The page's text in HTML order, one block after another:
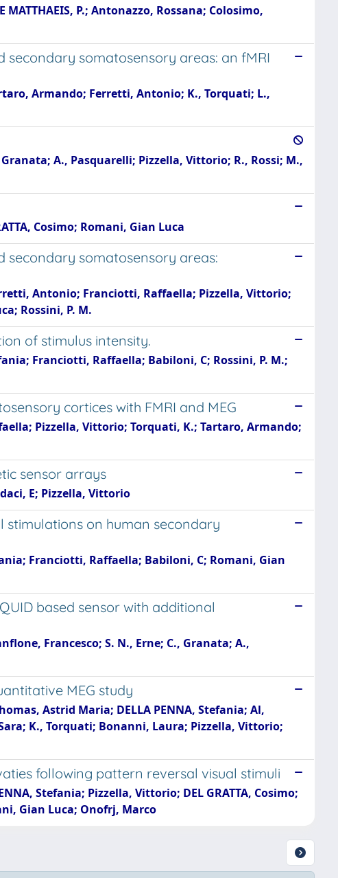
P.; Antonazzo, Rossana; Colosimo,
somatosensory areas: an fMRI
Armando; Ferretti, Antonio; K., Torquati; L.,
Granata; A., Pasquarelli; Pizzella, Vittorio; R., Rossi; M.,
Cosimo; Romani, Gian Luca
somatosensory areas:
Antonio; Franciotti, Raffaella; Pizzella, Vittorio;
Rossini, P. M.
of stimulus intensity.
Franciotti, Raffaella; Babiloni, C; Rossini, P. M.;
cortices with FMRI and MEG
Pizzella, Vittorio; Torquati, K.; Tartaro, Armando;
sensor arrays
E; Pizzella, Vittorio
on human secondary
Franciotti, Raffaella; Babiloni, C; Romani, Gian
based sensor with additional
Francesco; S. N., Erne; C., Granata; A.,
MEG study
Astrid Maria; DELLA PENNA, Stefania; Al,
K., Torquati; Bonanni, Laura; Pizzella, Vittorio;
following pattern reversal visual stimuli
Stefania; Pizzella, Vittorio; DEL GRATTA, Cosimo;
Gian Luca; Onofrj, Marco